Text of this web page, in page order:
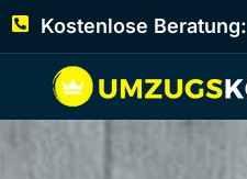
Kostenlose Beratung: